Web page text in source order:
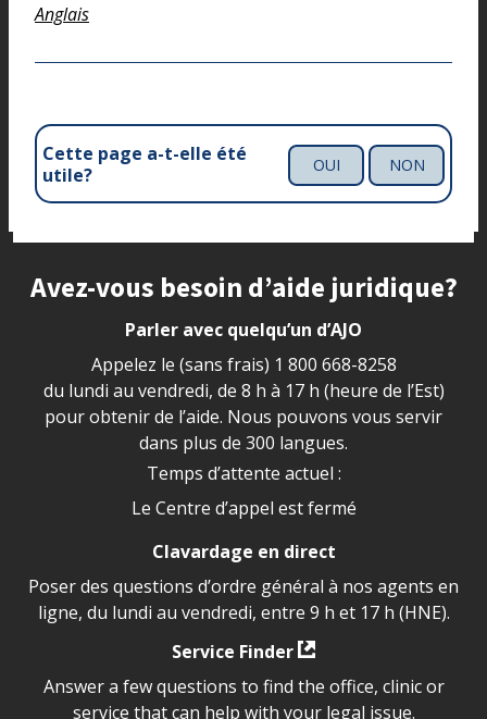
Anglais
Cette page a-t-elle été
utile?
OUI NON
Site footer
Avez-vous besoin d’aide juridique?
Parler avec quelqu’un d’AJO
Appelez le (sans frais) 1 800 668-8258
du lundi au vendredi, de 8 h à 17 h (heure de l’Est)
pour obtenir de l’aide. Nous pouvons vous servir
dans plus de 300 langues.
Temps d’attente actuel :
Le Centre d’appel est fermé
Clavardage en direct
Poser des questions d’ordre général à nos agents en
ligne, du lundi au vendredi, entre 9 h et 17 h (HNE).
Service Finder
Answer a few questions to find the office, clinic or
service that can help with your legal issue.